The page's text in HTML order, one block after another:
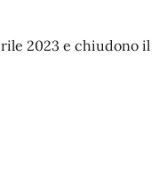
2023 e chiudono il